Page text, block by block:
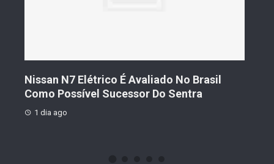
Nissan N7 Elétrico É Avaliado No Brasil
Como Possível Sucessor Do Sentra
1 dia ago